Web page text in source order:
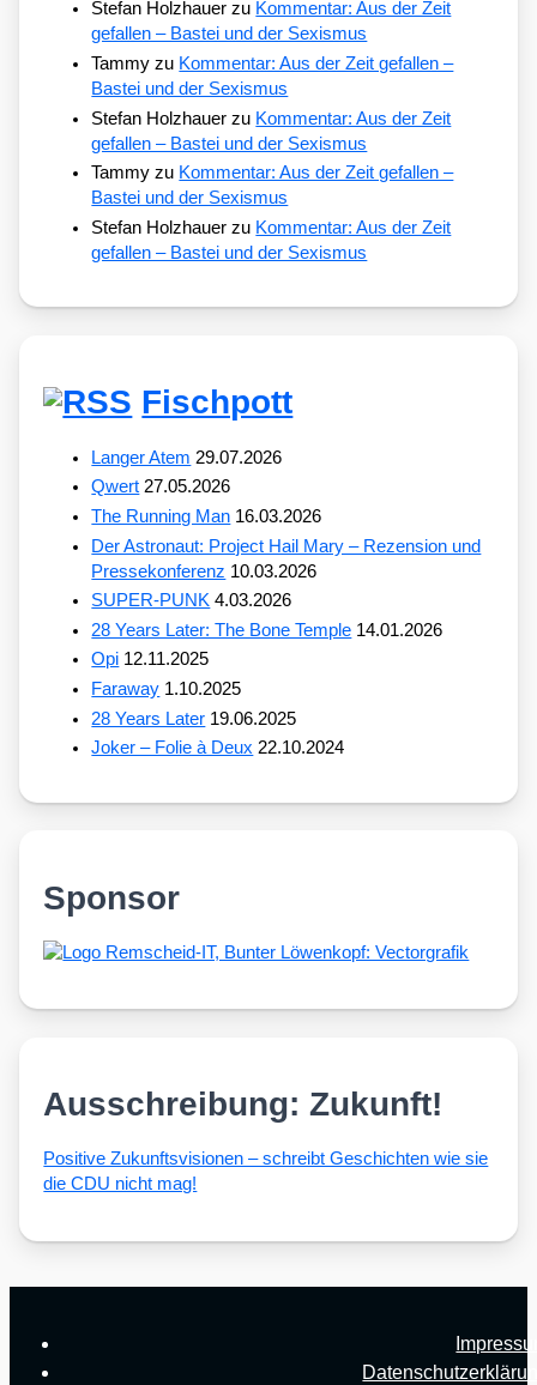
Stefan Holzhauer zu Kommentar: Aus der Zeit
gefallen – Bastei und der Sexismus
Tammy zu Kommentar: Aus der Zeit gefallen –
Bastei und der Sexismus
Stefan Holzhauer zu Kommentar: Aus der Zeit
gefallen – Bastei und der Sexismus
Tammy zu Kommentar: Aus der Zeit gefallen –
Bastei und der Sexismus
Stefan Holzhauer zu Kommentar: Aus der Zeit
gefallen – Bastei und der Sexismus
Fischpott
Langer Atem 29.07.2026
Qwert 27.05.2026
The Running Man 16.03.2026
Der Astronaut: Project Hail Mary – Rezension und
Pressekonferenz 10.03.2026
SUPER-PUNK 4.03.2026
28 Years Later: The Bone Temple 14.01.2026
Opi 12.11.2025
Faraway 1.10.2025
28 Years Later 19.06.2025
Joker – Folie à Deux 22.10.2024
Sponsor
Ausschreibung: Zukunft!
Posi­ti­ve Zukunfts­vi­sio­nen – schreibt Geschich­ten wie sie
die CDU nicht mag!